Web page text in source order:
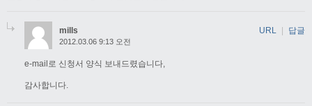
mills
2012.03.06 9:13 오전
e-mail로 신청서 양식 보내드렸습니다,
감사합니다.
URL 답글